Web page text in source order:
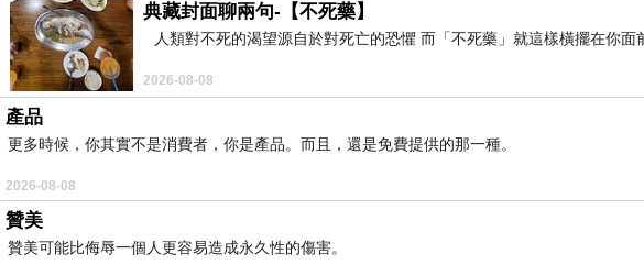
典藏封面聊兩句-【不死藥】
人類對不死的渴望源自於對死亡的恐懼 而「不死藥」就這樣橫擺在你
2026-08-08
產品
更多時候，你其實不是消費者，你是產品。而且，還是免費提供的那一種。
2026-08-08
贊美
贊美可能比侮辱一個人更容易造成永久性的傷害。